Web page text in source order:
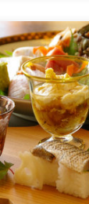
宿泊人
19,800円
詳細
【別館
畳（ト
宿泊人
19,800円/